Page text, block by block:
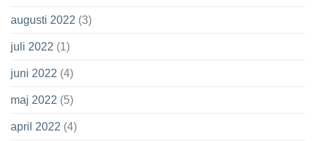
augusti 2022 (3)
juli 2022 (1)
juni 2022 (4)
maj 2022 (5)
april 2022 (4)